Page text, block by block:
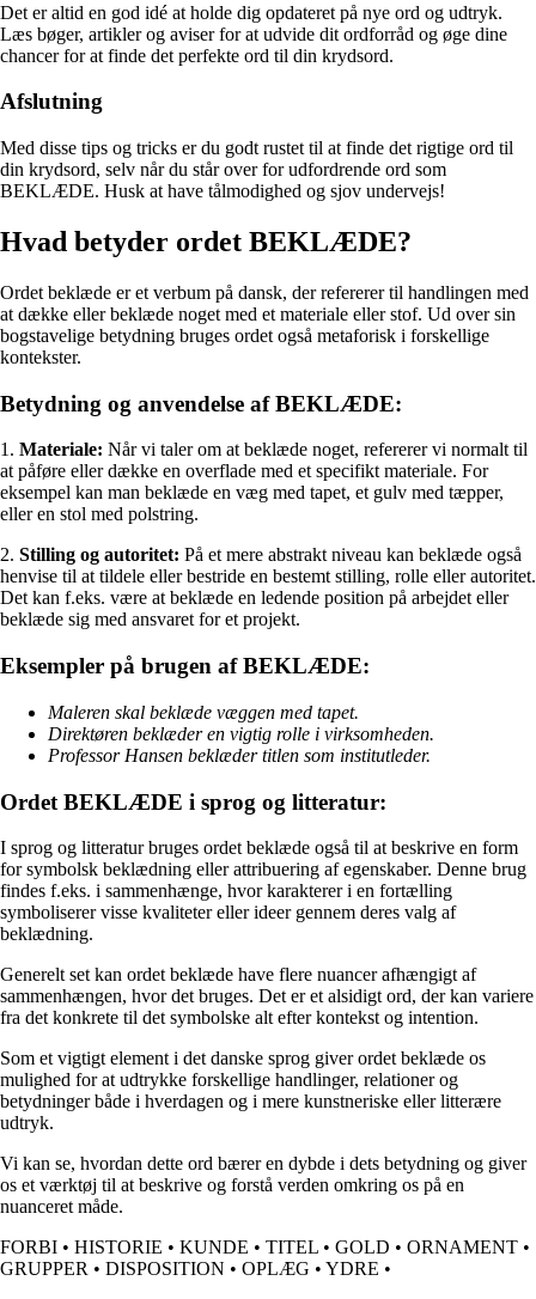
Det er altid en god idé at holde dig opdateret på nye ord og udtryk.
Læs bøger, artikler og aviser for at udvide dit ordforråd og øge dine
chancer for at finde det perfekte ord til din krydsord.
Afslutning
Med disse tips og tricks er du godt rustet til at finde det rigtige ord til
din krydsord, selv når du står over for udfordrende ord som
BEKLÆDE. Husk at have tålmodighed og sjov undervejs!
Hvad betyder ordet BEKLÆDE?
Ordet beklæde er et verbum på dansk, der refererer til handlingen med
at dække eller beklæde noget med et materiale eller stof. Ud over sin
bogstavelige betydning bruges ordet også metaforisk i forskellige
kontekster.
Betydning og anvendelse af BEKLÆDE:
1. Materiale: Når vi taler om at beklæde noget, refererer vi normalt til
at påføre eller dække en overflade med et specifikt materiale. For
eksempel kan man beklæde en væg med tapet, et gulv med tæpper,
eller en stol med polstring.
2. Stilling og autoritet: På et mere abstrakt niveau kan beklæde også
henvise til at tildele eller bestride en bestemt stilling, rolle eller autoritet.
Det kan f.eks. være at beklæde en ledende position på arbejdet eller
beklæde sig med ansvaret for et projekt.
Eksempler på brugen af BEKLÆDE:
Maleren skal beklæde væggen med tapet.
Direktøren beklæder en vigtig rolle i virksomheden.
Professor Hansen beklæder titlen som institutleder.
Ordet BEKLÆDE i sprog og litteratur:
I sprog og litteratur bruges ordet beklæde også til at beskrive en form
for symbolsk beklædning eller attribuering af egenskaber. Denne brug
findes f.eks. i sammenhænge, hvor karakterer i en fortælling
symboliserer visse kvaliteter eller ideer gennem deres valg af
beklædning.
Generelt set kan ordet beklæde have flere nuancer afhængigt af
sammenhængen, hvor det bruges. Det er et alsidigt ord, der kan variere
fra det konkrete til det symbolske alt efter kontekst og intention.
Som et vigtigt element i det danske sprog giver ordet beklæde os
mulighed for at udtrykke forskellige handlinger, relationer og
betydninger både i hverdagen og i mere kunstneriske eller litterære
udtryk.
Vi kan se, hvordan dette ord bærer en dybde i dets betydning og giver
os et værktøj til at beskrive og forstå verden omkring os på en
nuanceret måde.
FORBI • HISTORIE • KUNDE • TITEL • GOLD • ORNAMENT •
GRUPPER • DISPOSITION • OPLÆG • YDRE •